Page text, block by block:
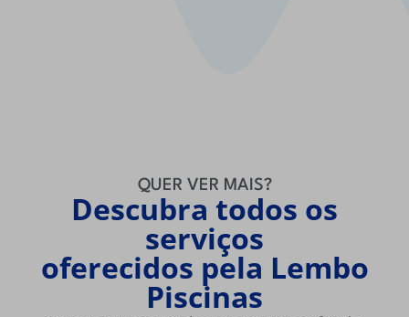
QUER VER MAIS?
Descubra todos os
serviços
oferecidos pela Lembo
Piscinas